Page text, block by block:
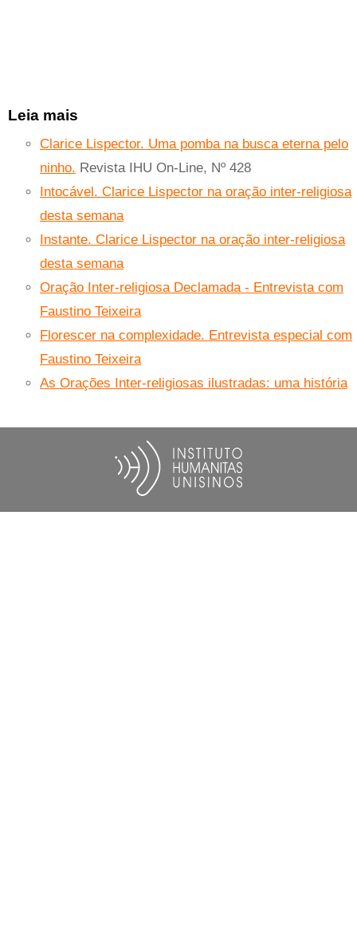
Leia mais
Clarice Lispector. Uma pomba na busca eterna pelo
ninho. Revista IHU On-Line, Nº 428
Intocável. Clarice Lispector na oração inter-religiosa
desta semana
Instante. Clarice Lispector na oração inter-religiosa
desta semana
Oração Inter-religiosa Declamada - Entrevista com
Faustino Teixeira
Florescer na complexidade. Entrevista especial com
Faustino Teixeira
As Orações Inter-religiosas ilustradas: uma história